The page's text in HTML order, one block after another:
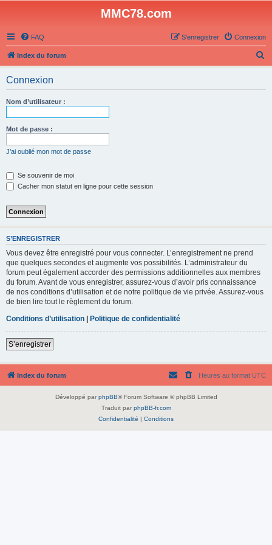
MMC78.com
FAQ Connexion
S’enregistrer
Index du forum
Connexion
Nom d’utilisateur :
Mot de passe :
J’ai oublié mon mot de passe
Se souvenir de moi
Cacher mon statut en ligne pour cette session
S’ENREGISTRER
Vous devez être enregistré pour vous connecter. L’enregistrement ne prend
que quelques secondes et augmente vos possibilités. L’administrateur du
forum peut également accorder des permissions additionnelles aux membres
du forum. Avant de vous enregistrer, assurez-vous d’avoir pris connaissance
de nos conditions d’utilisation et de notre politique de vie privée. Assurez-vous
de bien lire tout le règlement du forum.
Conditions d’utilisation | Politique de confidentialité
S’enregistrer
Index du forum Heures au format UTC
Développé par phpBB® Forum Software © phpBB Limited
Traduit par phpBB-fr.com
Confidentialité | Conditions